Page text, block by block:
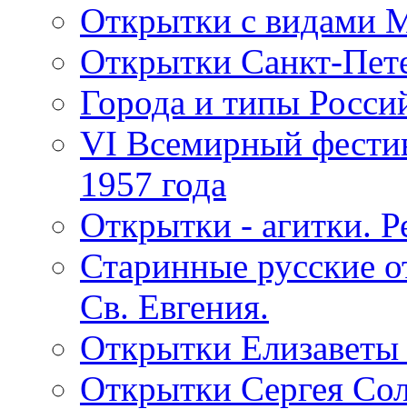
Открытки с видами
Открытки Санкт-
Города и типы
VI Всемирный
1957 года
Открытки - агитки.
Старинные русские
Св. Евгения.
Открытки
Открытки Сергея